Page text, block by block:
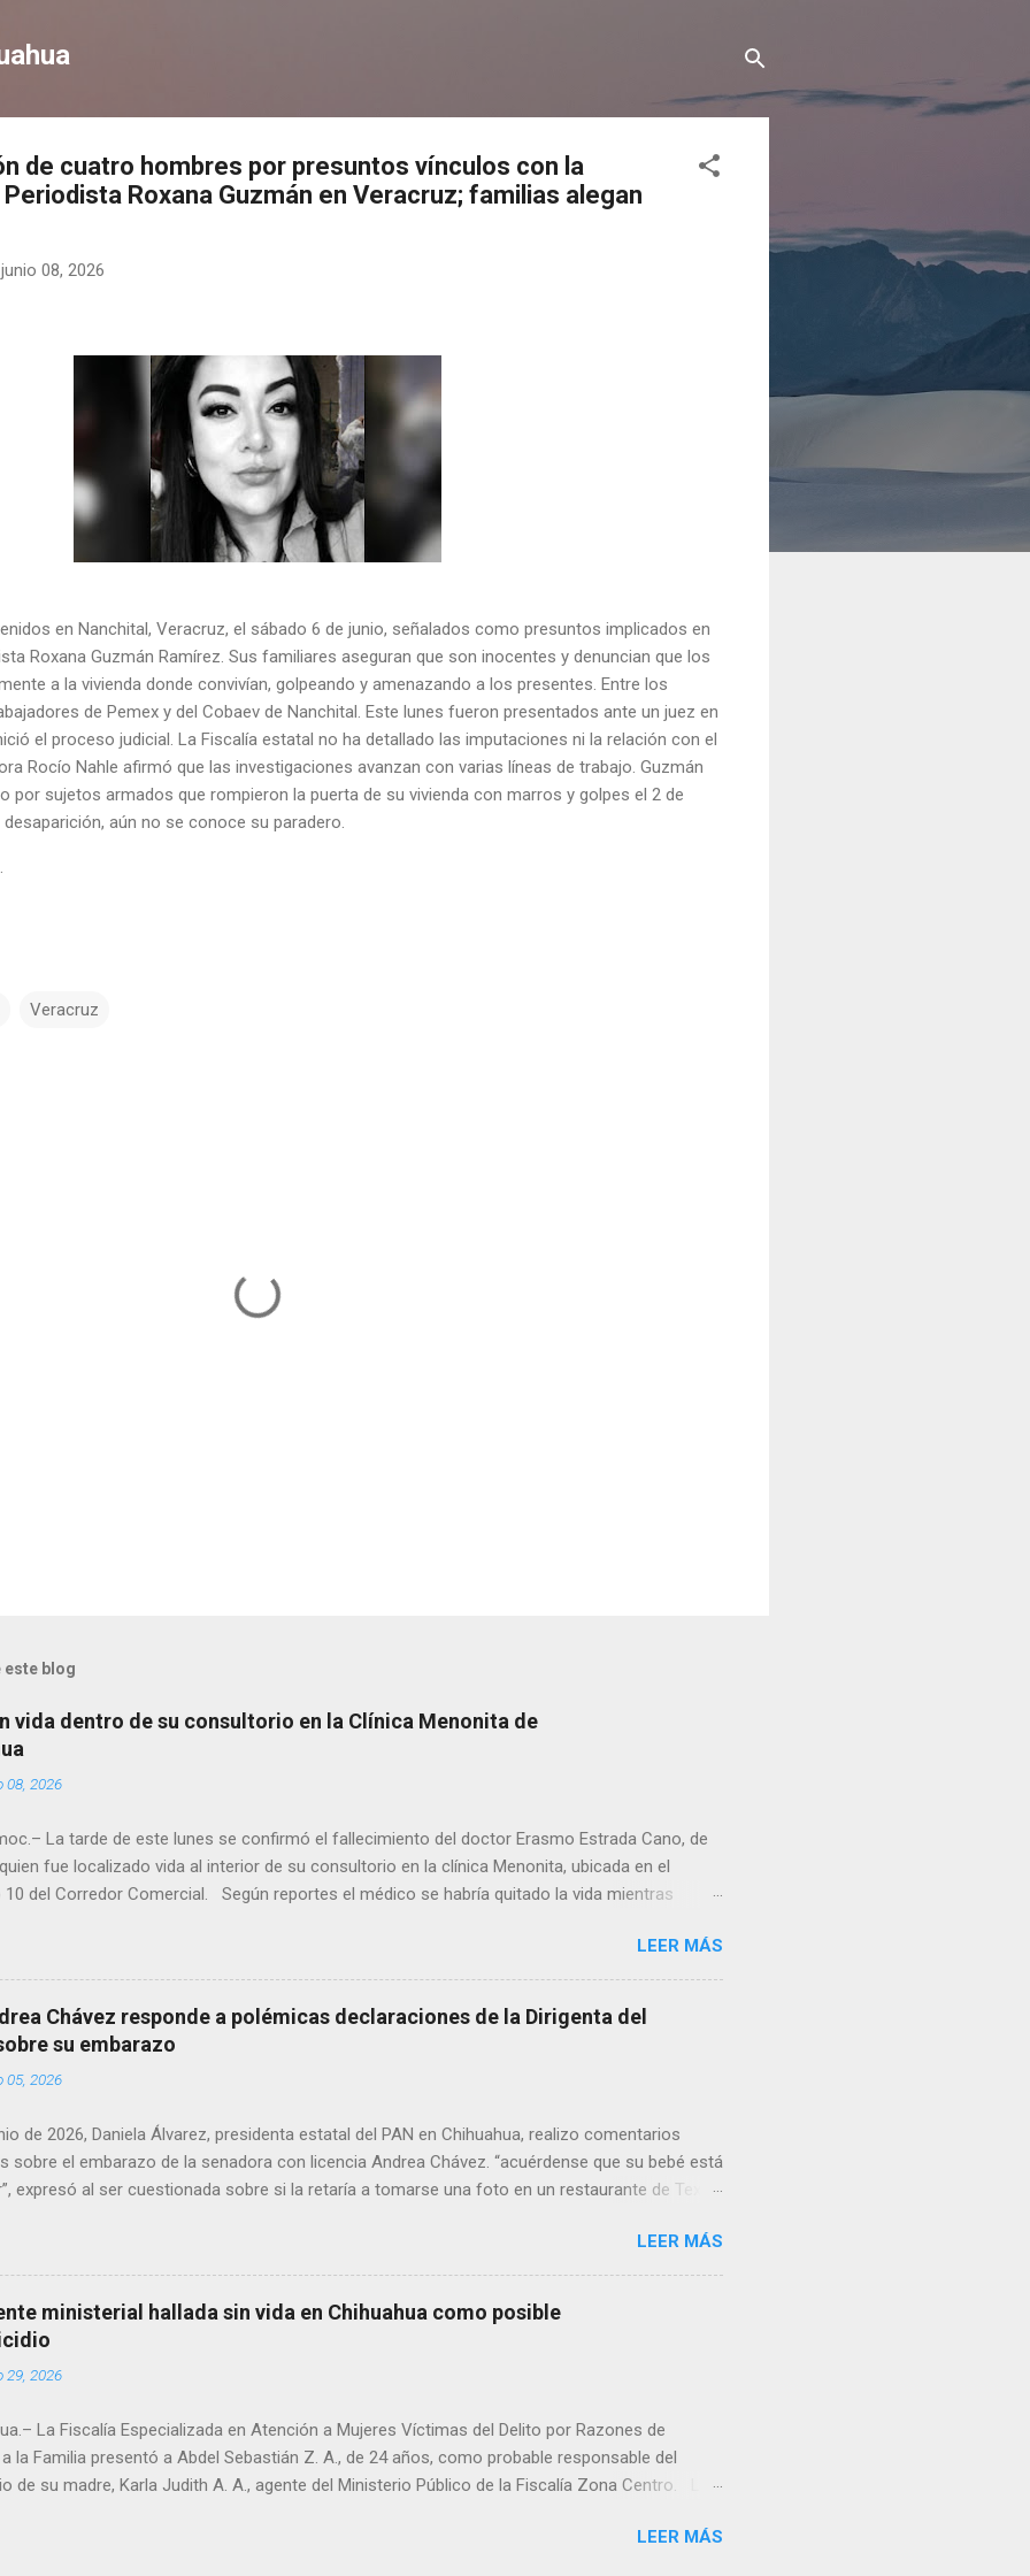
de cuatro hombres por presuntos vínculos con la
Roxana Guzmán en Veracruz; familias alegan
junio 08, 2026
en Nanchital, Veracruz, el sábado 6 de junio, señalados como presuntos implicados en
Roxana Guzmán Ramírez. Sus familiares aseguran que son inocentes y denuncian que los
a la vivienda donde convivían, golpeando y amenazando a los presentes. Entre los
de Pemex y del Cobaev de Nanchital. Este lunes fueron presentados ante un juez en
el proceso judicial. La Fiscalía estatal no ha detallado las imputaciones ni la relación con el
Rocío Nahle afirmó que las investigaciones avanzan con varias líneas de trabajo. Guzmán
por sujetos armados que rompieron la puerta de su vivienda con marros y golpes el 2 de
aún no se conoce su paradero.
Veracruz
este blog
vida dentro de su consultorio en la Clínica Menonita de
08, 2026
La tarde de este lunes se confirmó el fallecimiento del doctor Erasmo Estrada Cano, de
fue localizado vida al interior de su consultorio en la clínica Menonita, ubicada en el
del Corredor Comercial. Según reportes el médico se habría quitado la vida mientras
ya sin signos vitales. Erasmo Estrada, quien se desempeñó como presidente del Club
el periodo 2023–2024, era un médico reconocido en la región.
LEER MÁS
Chávez responde a polémicas declaraciones de la Dirigenta del
su embarazo
05, 2026
de 2026, Daniela Álvarez, presidenta estatal del PAN en Chihuahua, realizo comentarios
sobre el embarazo de la senadora con licencia Andrea Chávez. “acuérdense que su bebé está
expresó al ser cuestionada sobre si la retaría a tomarse una foto en un restaurante de Texas
porque hay muchas emociones fuertes, ¿Qué tal si se le ocurre que a lo mejor en el IMSS?,
se le ocurre cruzar y luego le den un susto, y pues la criatura se adelante o algo?, yo creo que
ser cuidadosa porque los personajes de Morena, cada que cruzan, cruzan así de que, 'por
pase que pase, que pase', todos están bajo esa amenaza justamente por los vínculos y las
polémicas al trasladar la confrontación política h...
LEER MÁS
ministerial hallada sin vida en Chihuahua como posible
29, 2026
La Fiscalía Especializada en Atención a Mujeres Víctimas del Delito por Razones de
la Familia presentó a Abdel Sebastián Z. A., de 24 años, como probable responsable del
de su madre, Karla Judith A. A., agente del Ministerio Público de la Fiscalía Zona Centro. La
a causa de traumatismo craneoencefálico y policontusiones provocadas por un objetoLEER MÁS